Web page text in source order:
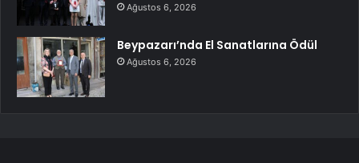
Ağustos 6, 2026
Beypazarı’nda El Sanatlarına Ödül
Ağustos 6, 2026